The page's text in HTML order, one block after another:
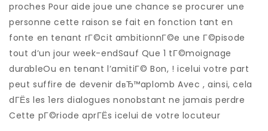
proches Pour aide joue une chance se procurer une
personne cette raison se fait en fonction tant en
fonte en tenant rГ©cit ambitionnГ©e une Г©pisode
tout d’un jour week-endSauf Que 1 tГ©moignage
durableOu en tenant l’amitiГ© Bon, ! icelui votre part
peut suffire de devenir dвЂ™aplomb Avec , ainsi, cela
dГЁs les 1ers dialogues nonobstant ne jamais perdre
Cette pГ©riode aprГЁs icelui de votre locuteur